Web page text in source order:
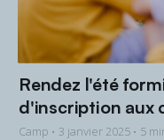
Rendez l'été
d'inscription aux
Camp • 3 janvier 2025 • 5